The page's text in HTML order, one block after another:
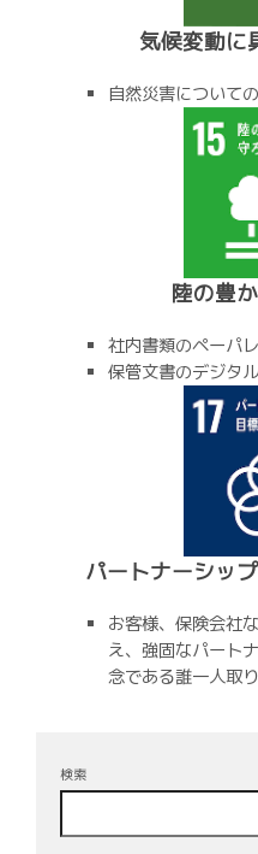
気候変動に
自然災害について
陸の豊
社内書類のペーパ
保管文書のデジタ
パートナーシッ
お客様、保険会社
え、強固なパート
念である誰一人取
検索